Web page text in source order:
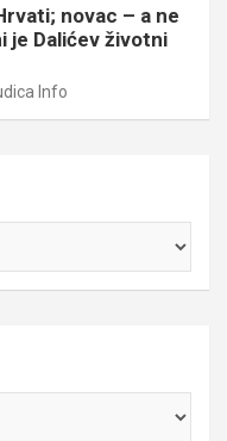
novac – a ne
je Dalićev životni
Info